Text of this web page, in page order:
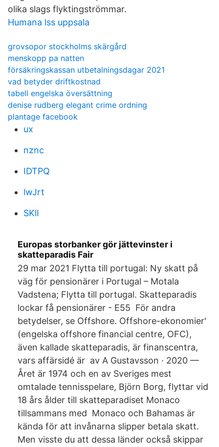
olika slags flyktingströmmar.
Humana lss uppsala
grovsopor stockholms skärgård
menskopp pa natten
försäkringskassan utbetalningsdagar 2021
vad betyder driftkostnad
tabell engelska översättning
denise rudberg elegant crime ordning
plantage facebook
ux
nznc
IDTPQ
lwJrt
SKlI
Europas storbanker gör jättevinster i
skatteparadis Fair
29 mar 2021 Flytta till portugal: Ny skatt på
väg för pensionärer i Portugal – Motala
Vadstena; Flytta till portugal. Skatteparadis
lockar få pensionärer - E55 För andra
betydelser, se Offshore. Offshore-ekonomier'
(engelska offshore financial centre, OFC),
även kallade skatteparadis, är finanscentra,
vars affärsidé är av A Gustavsson · 2020 —
Året är 1974 och en av Sveriges mest
omtalade tennisspelare, Björn Borg, flyttar vid
18 års ålder till skatteparadiset Monaco
tillsammans med Monaco och Bahamas är
kända för att invånarna slipper betala skatt.
Men visste du att dessa länder också skippar